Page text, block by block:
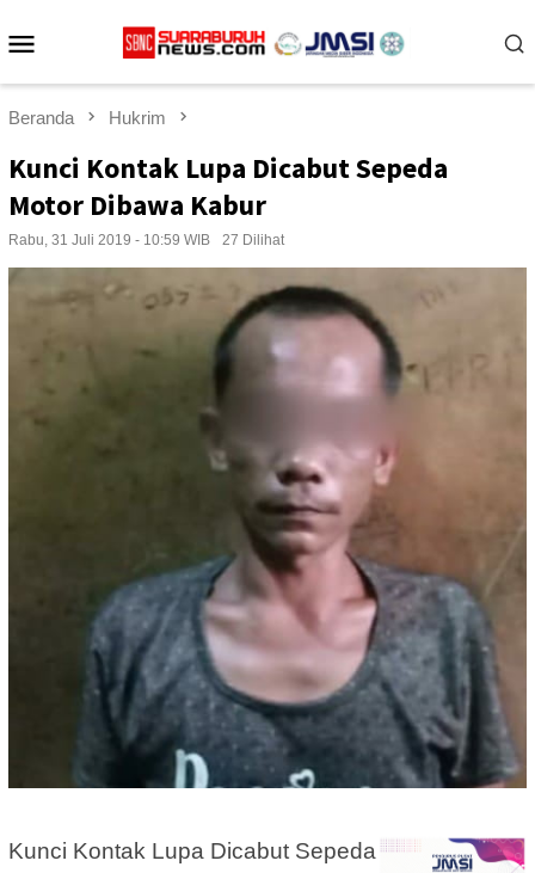
ke
Beranda Hukrim
Kunci Kontak Lupa Dicabut Sepeda
Motor Dibawa Kabur
Rabu, 31 Juli 2019 - 10:59 WIB 27 Dilihat
Kunci Kontak Lupa Dicabut Sepeda